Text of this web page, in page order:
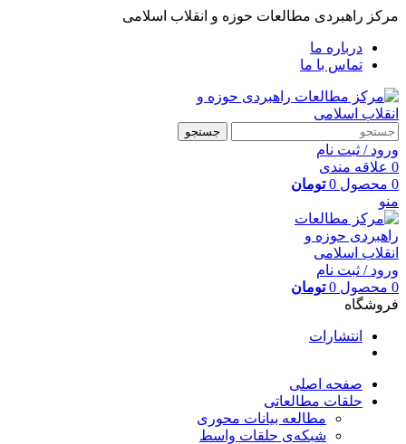
مرکز راهبردی مطالعات حوزه و انقلاب اسلامی
درباره ما
تماس با ما
جستجو
ورود / ثبت نام
0 علاقه مندی
0 محصول 0 تومان
منو
ورود / ثبت نام
0 محصول 0 تومان
فروشگاه
انتشارات
صفحه اصلی
حلقات مطالعاتی
مطالعه بیانات محوری
شبکه‌ی حلقات واسط